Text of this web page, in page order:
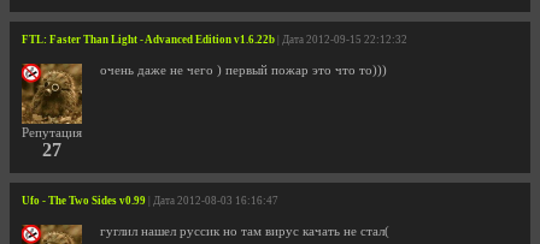
FTL: Faster Than Light - Advanced Edition v1.6.22b | Дата 2012-09-15 22:12:32
Репутация
27
очень даже не чего ) первый пожар это что то)))
Ufo - The Two Sides v0.99 | Дата 2012-08-03 16:16:47
гуглил нашел руссик но там вирус качать не стал(